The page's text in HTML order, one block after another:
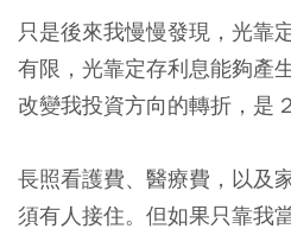
只是後來我慢慢發現，光靠
有限，光靠定存利息能夠產
改變我投資方向的轉折，是
長照看護費、醫療費，以及
須有人接住。但如果只靠我